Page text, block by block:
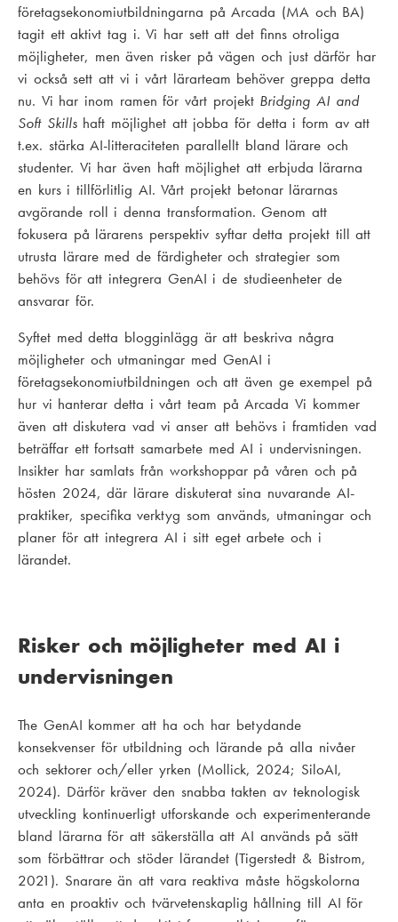
företagsekonomiutbildningarna på Arcada (MA och BA)
tagit ett aktivt tag i. Vi har sett att det finns otroliga
möjligheter, men även risker på vägen och just därför har
vi också sett att vi i vårt lärarteam behöver greppa detta
nu. Vi har inom ramen för vårt projekt Bridging AI and
Soft Skillshaft möjlighet att jobba för detta i form av att
t.ex. stärka AI-litteraciteten parallellt bland lärare och
studenter. Vi har även haft möjlighet att erbjuda lärarna
en kurs i tillförlitlig AI. Vårt projekt betonar lärarnas
avgörande roll i denna transformation. Genom att
fokusera på lärarens perspektiv syftar detta projekt till att
utrusta lärare med de färdigheter och strategier som
behövs för att integrera GenAI i de studieenheter de
ansvarar för.
Syftet med detta blogginlägg är att beskriva några
möjligheter och utmaningar med GenAI i
företagsekonomiutbildningen och att även ge exempel på
hur vi hanterar detta i vårt team på Arcada Vi kommer
även att diskutera vad vi anser att behövs i framtiden vad
beträffar ett fortsatt samarbete med AI i undervisningen.
Insikter har samlats från workshoppar på våren och på
hösten 2024, där lärare diskuterat sina nuvarande AI-
praktiker, specifika verktyg som används, utmaningar och
planer för att integrera AI i sitt eget arbete och i
lärandet.
Risker och möjligheter med AI i
undervisningen
The GenAI kommer att ha och har betydande
konsekvenser för utbildning och lärande på alla nivåer
och sektorer och/eller yrken (Mollick, 2024; SiloAI,
2024). Därför kräver den snabba takten av teknologisk
utveckling kontinuerligt utforskande och experimenterande
bland lärarna för att säkerställa att AI används på sätt
som förbättrar och stöder lärandet (Tigerstedt & Bistrom,
2021). Snarare än att vara reaktiva måste högskolorna
anta en proaktiv och tvärvetenskaplig hållning till AI för